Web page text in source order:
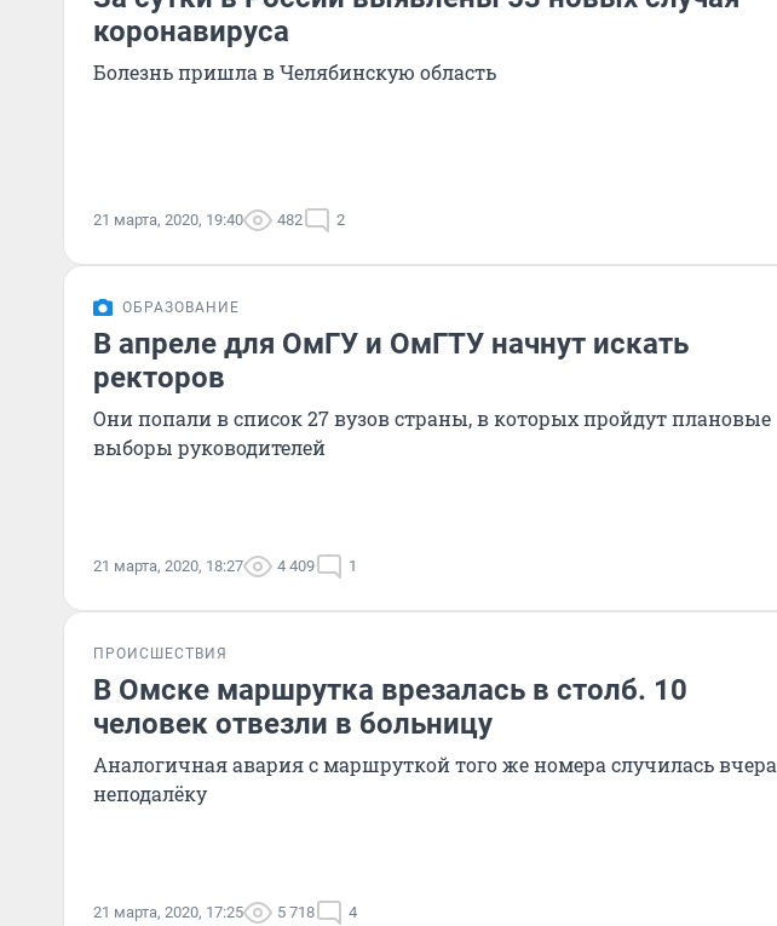
коронавируса
Болезнь пришла в Челябинскую область
21 марта, 2020, 19:40 482 2
ОБРАЗОВАНИЕ
В апреле для ОмГУ и ОмГТУ начнут искать
ректоров
Они попали в список 27 вузов страны, в которых пройдут плановые
выборы руководителей
21 марта, 2020, 18:27 4 409 1
ПРОИСШЕСТВИЯ
В Омске маршрутка врезалась в столб. 10
человек отвезли в больницу
Аналогичная авария с маршруткой того же номера случилась вчера
неподалёку
21 марта, 2020, 17:25 5 718 4